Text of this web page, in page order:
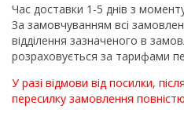
Час доставки 1-5 днів з
За замовчуванням всі
відділення зазначеного в
розраховується за тарифами
У разі відмови від посилки,
пересилку замовлення